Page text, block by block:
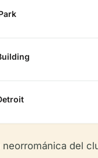
neorrománica del